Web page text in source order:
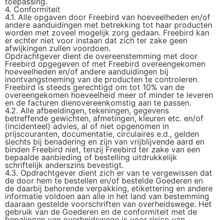
4. Conformiteit
4.1. Alle opgaven door Freebird van hoeveelheden en/of
andere aanduidingen met betrekking tot haar producten
worden met zoveel mogelijk zorg gedaan. Freebird kan
er echter niet voor instaan dat zich ter zake geen
afwijkingen zullen voordoen.
Opdrachtgever dient de overeenstemming met door
Freebird opgegeven of met Freebird overeengekomen
hoeveelheden en/of andere aanduidingen bij
inontvangstneming van de producten te controleren.
Freebird is steeds gerechtigd om tot 10% van de
overeengekomen hoeveelheid meer of minder te leveren
en de facturen dienovereenkomstig aan te passen.
4.2. Alle afbeeldingen, tekeningen, gegevens
betreffende gewichten, afmetingen, kleuren etc. en/of
(incidenteel) advies, al of niet opgenomen in
prijscouranten, documentatie, circulaires e.d., gelden
slechts bij benadering en zijn van vrijblijvende aard en
binden Freebird niet, tenzij Freebird ter zake van een
bepaalde aanbieding of bestelling uitdrukkelijk
schriftelijk anderszins bevestigt.
4.3. Opdrachtgever dient zich er van te vergewissen dat
de door hem te bestellen en/of bestelde Goederen en
de daarbij behorende verpakking, etikettering en andere
informatie voldoen aan alle in het land van bestemming
daaraan gestelde voorschriften van overheidswege. Het
gebruik van de Goederen en de conformiteit met de